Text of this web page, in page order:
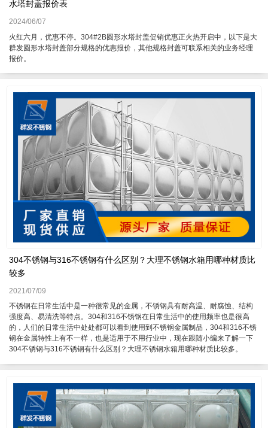
水塔封盖报价表
2024/06/07
火红六月，优惠不停。304#2B圆形水塔封盖促销优惠正火热开启中，以下是大
群发圆形水塔封盖部分规格的优惠报价，其他规格封盖可联系相关的业务经理
报价。
304不锈钢与316不锈钢有什么区别？大理不锈钢水箱用哪种材质比
较多
2021/07/09
不锈钢在日常生活中是一种很常见的金属，不锈钢具有耐高温、耐腐蚀、结构
强度高、易清洗等特点。304和316不锈钢在日常生活中的使用频率也是很高
的，人们的日常生活中处处都可以看到使用到不锈钢金属制品，304和316不锈
钢在金属特性上有不一样，也是适用于不用行业中，现在跟随小编来了解一下
304不锈钢与316不锈钢有什么区别？大理不锈钢水箱用哪种材质比较多。